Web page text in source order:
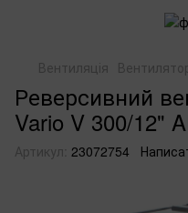
Вентиляція
Реверсивний
Vario V 300/12"
Артикул: 23072754